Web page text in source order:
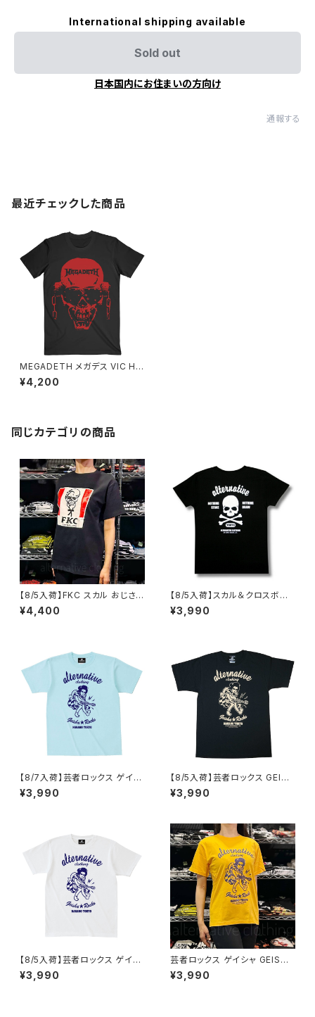
International shipping available
Sold out
日本国内にお住まいの方向け
通報する
最近チェックした商品
MEGADETH メガデス VIC HI-
CONTRAST RED メンズ ロッ
クＴシャツ バンドＴシャツ 半袖 r
¥4,200
同じカテゴリの商品
【8/5入荷】FKC スカル おじさん
Tシャツ おもしろ パロディ プレ
ゼント ギフト 丈夫 大きいサイズ
alt-s at-72bk
¥4,400
【8/5入荷】スカル＆クロスボー
ン Tシャツ NOTHING STAKE
NOTHING DRAW ブラック 黒
¥3,990
【8/7入荷】芸者ロックス ゲイシ
ャ GEISHA ROCKS 階Ｇ子&オ
ルタナティヴ・コラボ 半袖 Tシャ
¥3,990
【8/5入荷】芸者ロックス GEISH
A ROCKS 階Ｇ子&オルタナティ
ヴ・コラボ 半袖 Tシャツ 黒 ブラ
K altss
¥3,990
【8/5入荷】芸者ロックス ゲイシ
ャ GEISHA ROCKS 階Ｇ子&オ
ルタナティヴ・コラボ 半袖 Tシャ
¥3,990
芸者ロックス ゲイシャ GEISHA
ROCKS 階Ｇ子&オルタナティ
ヴ・コラボ 半袖 Tシャツ イエロ
¥3,990